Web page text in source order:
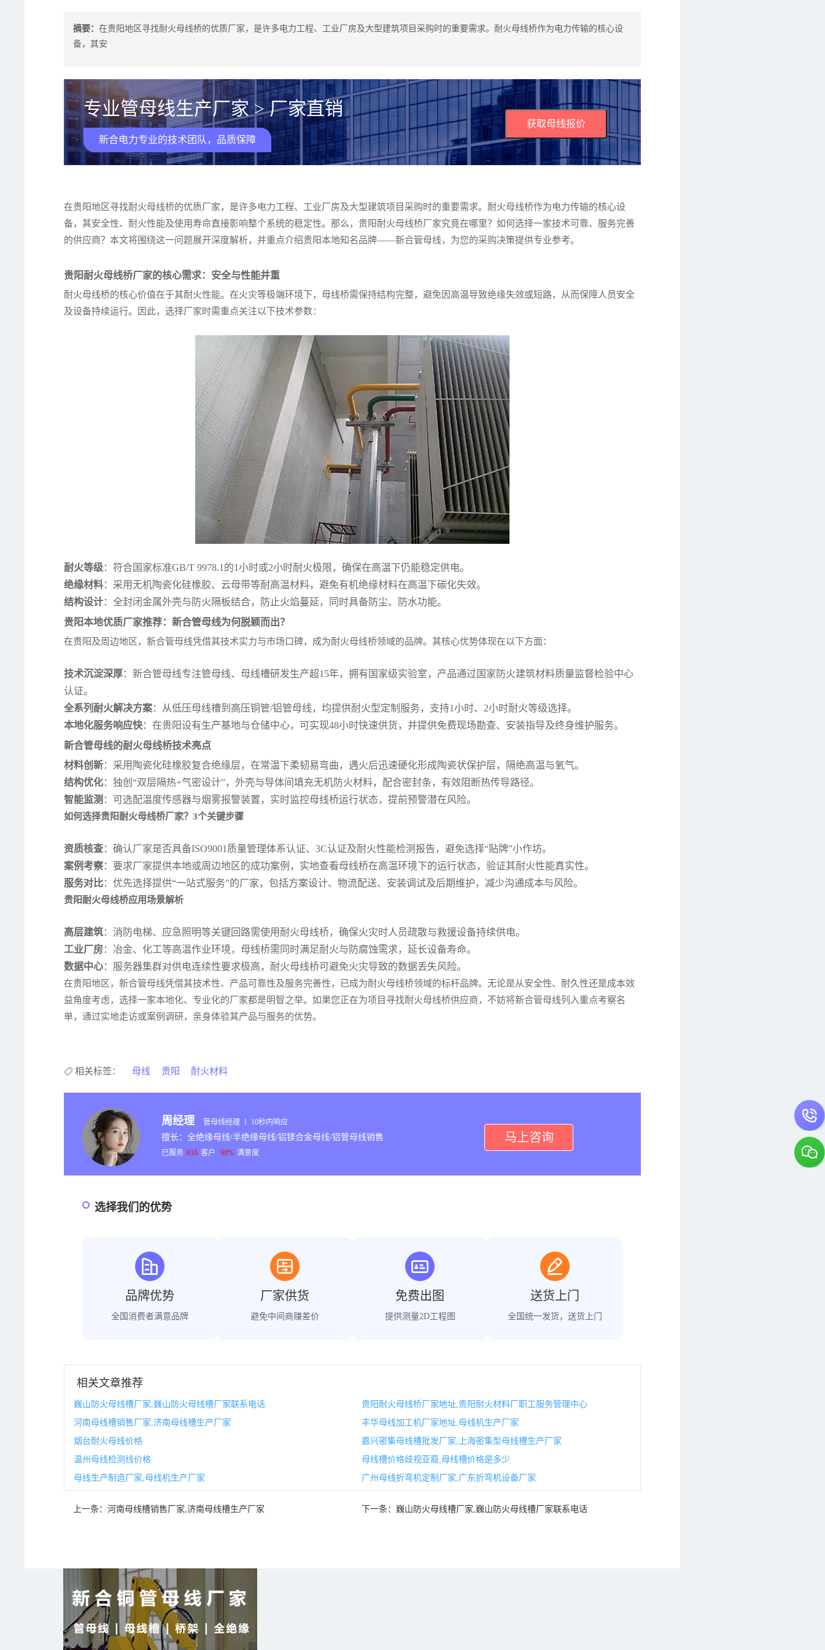
摘要：在贵阳地区寻找耐火母线桥的优质厂家，是许多电力工程、工业厂房及大型建筑项目采购时的重要需求。耐火母线桥作为电力传输的核心设
备，其安
专业管母线生产厂家 > 厂家直销
新合电力专业的技术团队，品质保障
获取母线报价
在贵阳地区寻找耐火母线桥的优质厂家，是许多电力工程、工业厂房及大型建筑项目采购时的重要需求。耐火母线桥作为电力传输的核心设
备，其安全性、耐火性能及使用寿命直接影响整个系统的稳定性。那么，贵阳耐火母线桥厂家究竟在哪里？如何选择一家技术可靠、服务完善
的供应商？本文将围绕这一问题展开深度解析，并重点介绍贵阳本地知名品牌——新合管母线，为您的采购决策提供专业参考。
贵阳耐火母线桥厂家的核心需求：安全与性能并重
耐火母线桥的核心价值在于其耐火性能。在火灾等极端环境下，母线桥需保持结构完整，避免因高温导致绝缘失效或短路，从而保障人员安全
及设备持续运行。因此，选择厂家时需重点关注以下技术参数：
耐火等级：符合国家标准GB/T 9978.1的1小时或2小时耐火极限，确保在高温下仍能稳定供电。
绝缘材料：采用无机陶瓷化硅橡胶、云母带等耐高温材料，避免有机绝缘材料在高温下碳化失效。
结构设计：全封闭金属外壳与防火隔板结合，防止火焰蔓延，同时具备防尘、防水功能。
贵阳本地优质厂家推荐：新合管母线为何脱颖而出？
在贵阳及周边地区，新合管母线凭借其技术实力与市场口碑，成为耐火母线桥领域的品牌。其核心优势体现在以下方面：
技术沉淀深厚：新合管母线专注管母线、母线槽研发生产超15年，拥有国家级实验室，产品通过国家防火建筑材料质量监督检验中心
认证。
全系列耐火解决方案：从低压母线槽到高压铜管/铝管母线，均提供耐火型定制服务，支持1小时、2小时耐火等级选择。
本地化服务响应快：在贵阳设有生产基地与仓储中心，可实现48小时快速供货，并提供免费现场勘查、安装指导及终身维护服务。
新合管母线的耐火母线桥技术亮点
材料创新：采用陶瓷化硅橡胶复合绝缘层，在常温下柔韧易弯曲，遇火后迅速硬化形成陶瓷状保护层，隔绝高温与氧气。
结构优化：独创“双层隔热+气密设计”，外壳与导体间填充无机防火材料，配合密封条，有效阻断热传导路径。
智能监测 ：可选配温度传感器与烟雾报警装置，实时监控母线桥运行状态，提前预警潜在风险。
如何选择贵阳耐火母线桥厂家？3个关键步骤
资质核查：确认厂家是否具备ISO9001质量管理体系认证、3C认证及耐火性能检测报告，避免选择“贴牌”小作坊。
案例考察：要求厂家提供本地或周边地区的成功案例，实地查看母线桥在高温环境下的运行状态，验证其耐火性能真实性。
服务对比：优先选择提供“一站式服务”的厂家，包括方案设计、物流配送、安装调试及后期维护，减少沟通成本与风险。
贵阳耐火母线桥应用场景解析
高层建筑：消防电梯、应急照明等关键回路需使用耐火母线桥，确保火灾时人员疏散与救援设备持续供电。
工业厂房：冶金、化工等高温作业环境，母线桥需同时满足耐火与防腐蚀需求，延长设备寿命。
数据中心：服务器集群对供电连续性要求极高，耐火母线桥可避免火灾导致的数据丢失风险。
在贵阳地区，新合管母线凭借其技术性、产品可靠性及服务完善性，已成为耐火母线桥领域的标杆品牌。无论是从安全性、耐久性还是成本效
益角度考虑，选择一家本地化、专业化的厂家都是明智之举。如果您正在为项目寻找耐火母线桥供应商，不妨将新合管母线列入重点考察名
单，通过实地走访或案例调研，亲身体验其产品与服务的优势。
相关标签： 母线 贵阳 耐火材料
周经理 管母线经理 丨 10秒内响应
擅长：全绝缘母线/半绝缘母线/铝镁合金母线/铝管母线销售
已服务 816 客户 99% 满意度
马上咨询
选择我们的优势
品牌优势
全国消费者满意品牌
厂家供货
避免中间商赚差价
免费出图
提供测量2D工程图
送货上门
全国统一发货，送货上门
相关文章推荐
巍山防火母线槽厂家,巍山防火母线槽厂家联系电话
贵阳耐火母线桥厂家地址,贵阳耐火材料厂职工服务管理中心
河南母线槽销售厂家,济南母线槽生产厂家
丰华母线加工机厂家地址,母线机生产厂家
烟台耐火母线价格
嘉兴密集母线槽批发厂家,上海密集型母线槽生产厂家
温州母线检测线价格
母线槽价格歧视亚裔,母线槽价格是多少
母线生产制造厂家,母线机生产厂家
广州母线折弯机定制厂家,广东折弯机设备厂家
上一条：河南母线槽销售厂家,济南母线槽生产厂家 下一条：巍山防火母线槽厂家,巍山防火母线槽厂家联系电话